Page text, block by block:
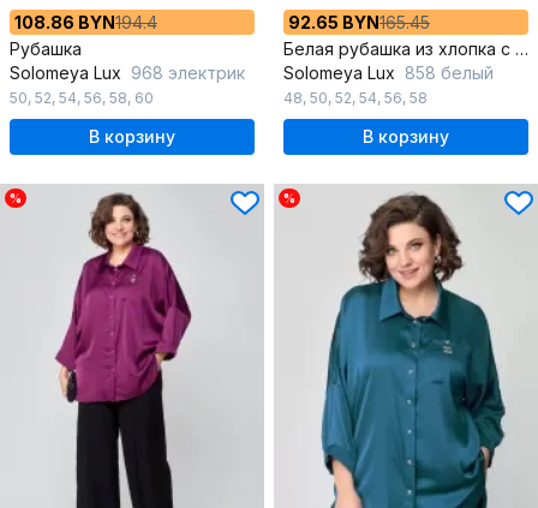
108.86 BYN194.4
Рубашка
Solomeya Lux 968 электрик
50, 52, 54, 56, 58, 60
В корзину
92.65 BYN165.45
Белая рубашка из хлопка с длинным рукавом и воротником
Solomeya Lux 858 белый
48, 50, 52, 54, 56, 58
В корзину
% %